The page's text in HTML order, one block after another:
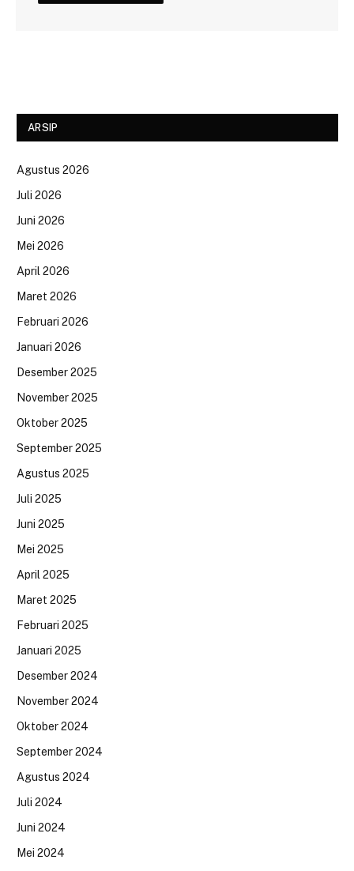
ARSIP
Agustus 2026
Juli 2026
Juni 2026
Mei 2026
April 2026
Maret 2026
Februari 2026
Januari 2026
Desember 2025
November 2025
Oktober 2025
September 2025
Agustus 2025
Juli 2025
Juni 2025
Mei 2025
April 2025
Maret 2025
Februari 2025
Januari 2025
Desember 2024
November 2024
Oktober 2024
September 2024
Agustus 2024
Juli 2024
Juni 2024
Mei 2024